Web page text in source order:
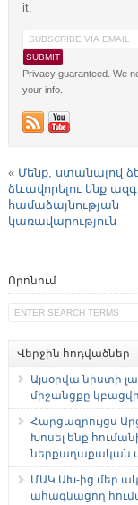
it.
Privacy guaranteed. We
your info.
« Մենք, ստանալով
ձևավորելու ենք
համաձայնության
կառավարություն
Որոնում
Վերջին հոդվածներ
Այսօրվա նիստի
միջանցքը կբացվի
Հարցազրույցս
Խոսել ենք
ներքաղաքական
ՄԱԿ ԱԽ-ից մեր
ահագնացող